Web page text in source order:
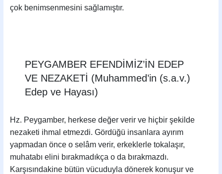
çok benimsenmesini sağlamıştır.
PEYGAMBER EFENDİMİZ’İN EDEP
VE NEZAKETİ (Muhammed’in (s.a.v.)
Edep ve Hayası)
Hz. Peygamber, herkese değer verir ve hiçbir şekilde
nezaketi ihmal etmezdi. Gördüğü insanlara ayırım
yapmadan önce o selâm verir, erkeklerle tokalaşır,
muhatabı elini bırakmadıkça o da bırakmazdı.
Karşısındakine bütün vücuduyla dönerek konuşur ve